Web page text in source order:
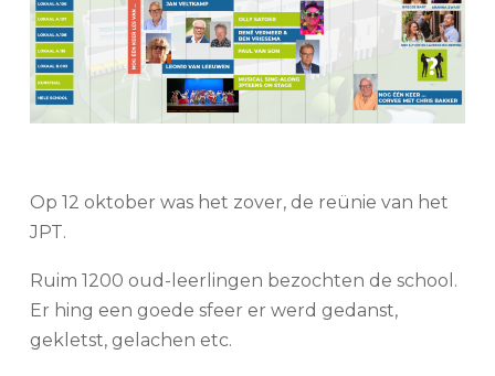
Op 12 oktober was het zover, de reünie van het
JPT.
Ruim 1200 oud-leerlingen bezochten de school.
Er hing een goede sfeer er werd gedanst,
gekletst, gelachen etc.